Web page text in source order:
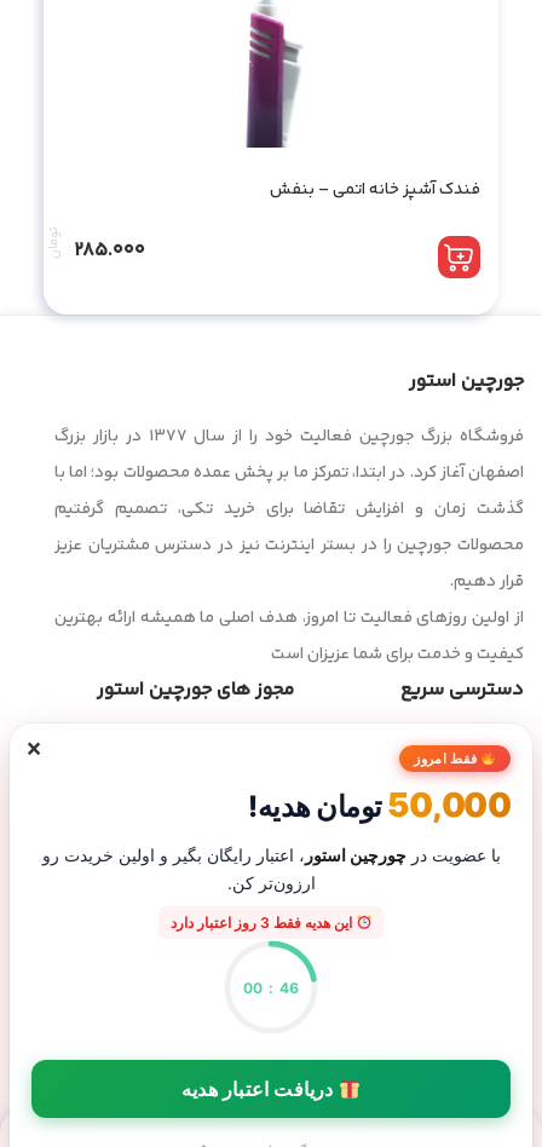
فندک آشپز خانه اتمی – بنفش
تومان 285.000
جورچین استور
فروشگاه بزرگ جورچین فعالیت خود را از سال ۱۳۷۷ در بازار بزرگ
اصفهان آغاز کرد. در ابتدا، تمرکز ما بر پخش عمده محصولات بود؛ اما با
گذشت زمان و افزایش تقاضا برای خرید تکی، تصمیم گرفتیم
محصولات جورچین را در بستر اینترنت نیز در دسترس مشتریان عزیز
قرار دهیم.
از اولین روزهای فعالیت تا امروز، هدف اصلی ما همیشه ارائه بهترین
کیفیت و خدمت برای شما عزیزان است
دسترسی سریع
صفحه اصلی
فروشگاه
تماس با ما
درباره ما
مجوز های جورچین استور
برو به بالا
× فقط امروز
50,000تومان هدیه!
با عضویت درچورچین استور ، اعتبار رایگان بگیر و اولین خریدت رو
ارزون‌تر کن.
این هدیه فقط 3 روز اعتبار دارد
46
:
00
دریافت اعتبار هدیه